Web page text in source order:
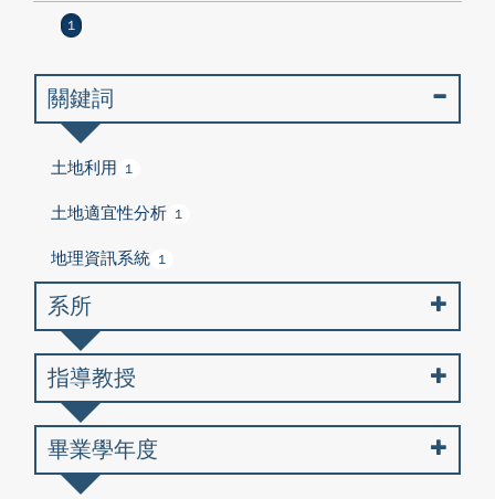
1
關鍵詞
土地利用 1
土地適宜性分析 1
地理資訊系統 1
系所
指導教授
畢業學年度